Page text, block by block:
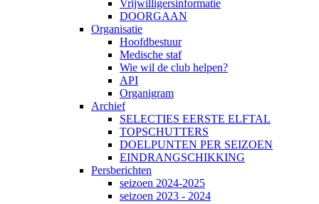
Vrijwilligersinformatie
DOORGAAN
Organisatie
Hoofdbestuur
Medische staf
Wie wil de club helpen?
API
Organigram
Archief
SELECTIES EERSTE ELFTAL
TOPSCHUTTERS
DOELPUNTEN PER SEIZOEN
EINDRANGSCHIKKING
Persberichten
seizoen 2024-2025
seizoen 2023 - 2024